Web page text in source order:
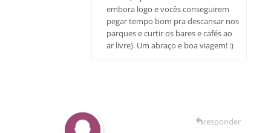
embora logo e vocês conseguirem
pegar tempo bom pra descansar nos
parques e curtir os bares e cafés ao
ar livre). Um abraço e boa viagem! :)
responder